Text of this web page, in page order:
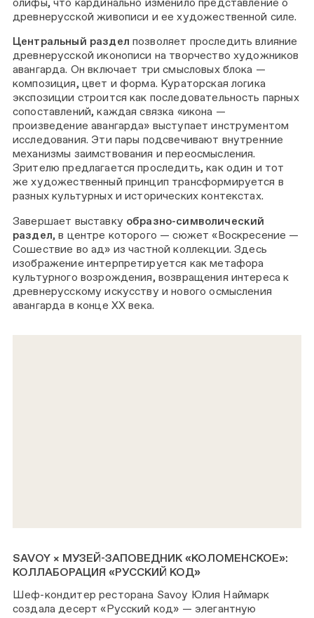
древнерусской живописи и ее художественной силе.
Центральный раздел позволяет проследить влияние
древнерусской иконописи на творчество художников
авангарда. Он включает три смысловых блока —
композиция, цвет и форма. Кураторская логика
экспозиции строится как последовательность парных
сопоставлений, каждая связка «икона —
произведение авангарда» выступает инструментом
исследования. Эти пары подсвечивают внутренние
механизмы заимствования и переосмысления.
Зрителю предлагается проследить, как один и тот
же художественный принцип трансформируется в
разных культурных и исторических контекстах.
Завершает выставку образно-символический
раздел, в центре которого — сюжет «Воскресение —
Сошествие во ад» из частной коллекции. Здесь
изображение интерпретируется как метафора
культурного возрождения, возвращения интереса к
древнерусскому искусству и нового осмысления
авангарда в конце XX века.
SAVOY × МУЗЕЙ-ЗАПОВЕДНИК «КОЛОМЕНСКОЕ»:
КОЛЛАБОРАЦИЯ «РУССКИЙ КОД»
Шеф-кондитер ресторана Savoy Юлия Наймарк
создала десерт «Русский код» — элегантную